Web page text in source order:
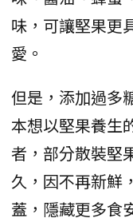
味，可讓堅果更
愛。
但是，添加過多
本想以堅果養生
者，部分散裝堅
久，因不再新鮮
蓋，隱藏更多食